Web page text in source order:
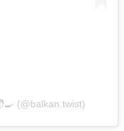
(@balkan.twist)